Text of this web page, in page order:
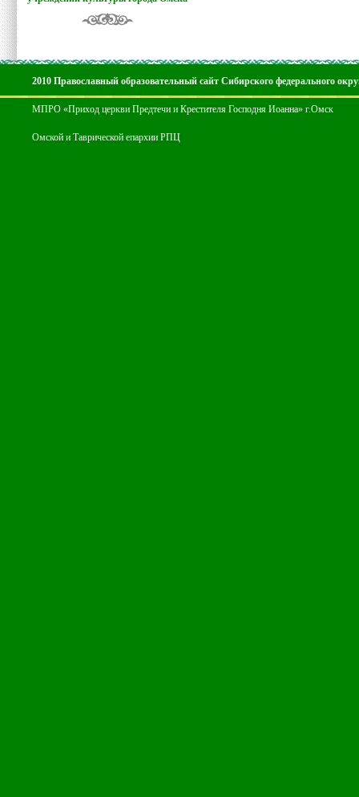
2010 Православный образовательный сайт Сибирского федерального
МПРО «Приход церкви Предтечи и Крестителя Господня Иоанна» г.Омск
Омской и Таврической епархии РПЦ